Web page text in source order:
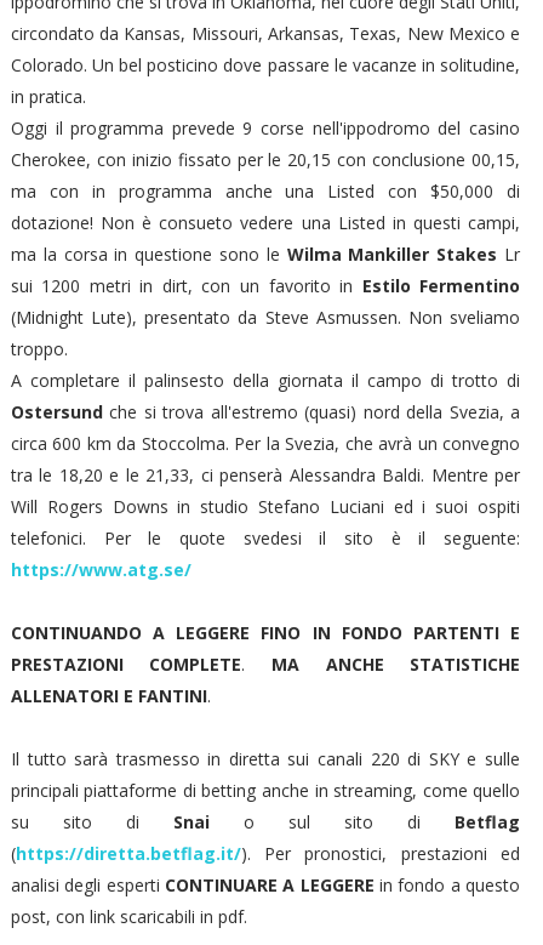
circondato da Kansas, Missouri, Arkansas, Texas, New Mexico e
Colorado. Un bel posticino dove passare le vacanze in solitudine,
in pratica.
Oggi il programma prevede 9 corse nell'ippodromo del casino
Cherokee, con inizio fissato per le 20,15 con conclusione 00,15,
ma con in programma anche una Listed con $50,000 di
dotazione! Non è consueto vedere una Listed in questi campi,
ma la corsa in questione sono le Wilma Mankiller Stakes Lr
sui 1200 metri in dirt, con un favorito in Estilo Fermentino
(Midnight Lute), presentato da Steve Asmussen. Non sveliamo
troppo.
A completare il palinsesto della giornata il campo di trotto di
Ostersundche si trova all'estremo (quasi) nord della Svezia, a
circa 600 km da Stoccolma. Per la Svezia, che avrà un convegno
tra le 18,20 e le 21,33, ci penserà Alessandra Baldi. Mentre per
Will Rogers Downs in studio Stefano Luciani ed i suoi ospiti
telefonici. Per le quote svedesi il sito è il seguente:
https://www.atg.se/
CONTINUANDO A LEGGERE FINO IN FONDO PARTENTI E
PRESTAZIONI COMPLETE. MA ANCHE STATISTICHE
ALLENATORI E FANTINI.
Il tutto sarà trasmesso in diretta sui canali 220 di SKY e sulle
principali piattaforme di betting anche in streaming, come quello
su sito di Snai o sul sito di Betflag
(https://diretta.betflag.it/). Per pronostici, prestazioni ed
analisi degli esperti CONTINUARE A LEGGEREin fondo a questo
post, con link scaricabili in pdf.